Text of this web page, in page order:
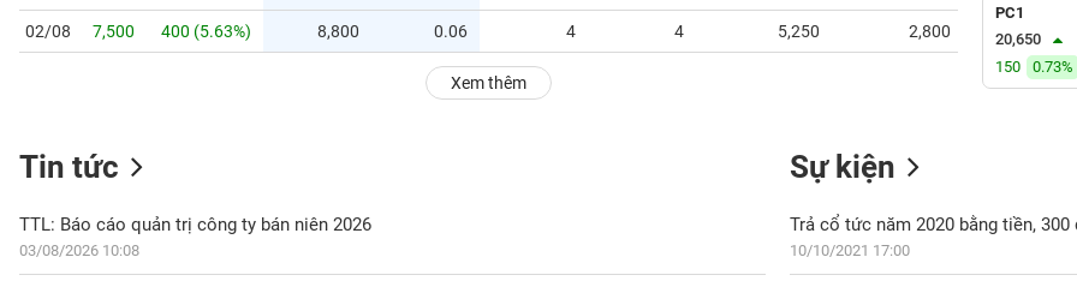
02/08 7,500 400 (5.63%) 8,800 0.06 4 4 5,250 2,800 0.00
Xem thêm
PC1
20,650
150
0.73%
Tin tức
TTL: Báo cáo quản trị công ty bán niên 2026
03/08/2026 10:08
Sự kiện
Trả cổ tức năm 2020 bằng tiền, 300
10/10/2021 17:00